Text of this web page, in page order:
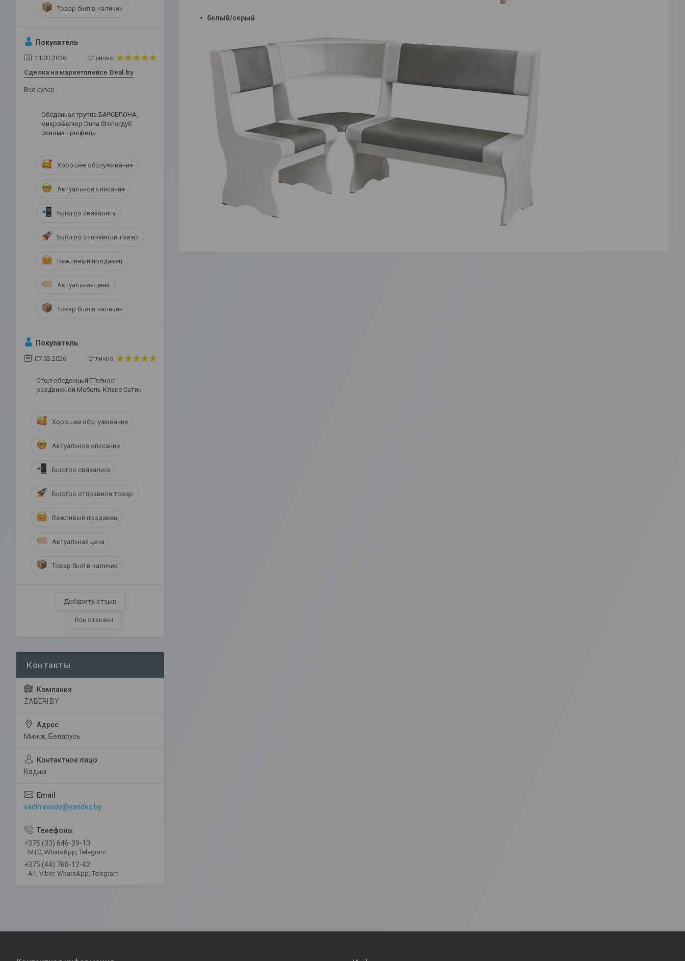
белый/серый
Товар был в наличии
Покупатель
11.03.2026 Отлично
Сделка на маркетплейсе Deal.by
Все супер
Обеденная группа БАРСЕЛОНА,
микровелюр Duna Stone/дуб
сонома трюфель
Хорошее обслуживание
Актуальное описание
Быстро связались
Быстро отправили товар
Вежливый продавец
Актуальная цена
Товар был в наличии
Покупатель
07.03.2026 Отлично
Стол обеденный "Гелиос"
раздвижной Мебель-Класс Сатин
Хорошее обслуживание
Актуальное описание
Быстро связались
Быстро отправили товар
Вежливый продавец
Актуальная цена
Товар был в наличии
Добавить отзыв
Все отзывы
ZABERI.BY
Минск, Беларусь
Вадим
vadimrovdo@yandex.by
+375 (33) 646-39-10
МТС, WhatsApp, Telegram
+375 (44) 760-12-42
А1, Viber, WhatsApp, Telegram